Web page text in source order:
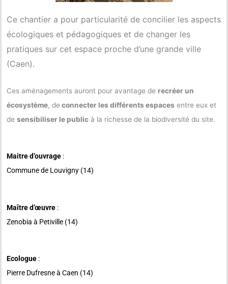
Ce chantier a pour particularité de concilier les aspects
écologiques et pédagogiques et de changer les
pratiques sur cet espace proche d’une grande ville
(Caen).
Ces aménagements auront pour avantage de recréer un
écosystème, de connecter les différents espaces entre eux et
de sensibiliser le public à la richesse de la biodiversité du site.
Maitre d’ouvrage :
Commune de Louvigny (14)
Maître d’œuvre :
Zenobia à Petiville (14)
Ecologue :
Pierre Dufresne à Caen (14)